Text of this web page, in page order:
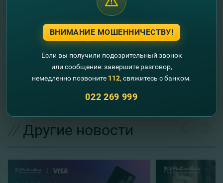
Другие новости
ВНИМАНИЕ МОШЕННИЧЕСТВУ!
Если вы получили подозрительный звонок
или сообщение: завершите разговор,
немедленно позвоните 112, свяжитесь с банком.
022 269 999